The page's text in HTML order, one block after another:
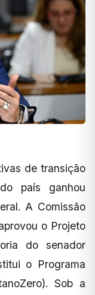
de transição
país ganhou
A Comissão
o Projeto
do senador
o Programa
Sob a